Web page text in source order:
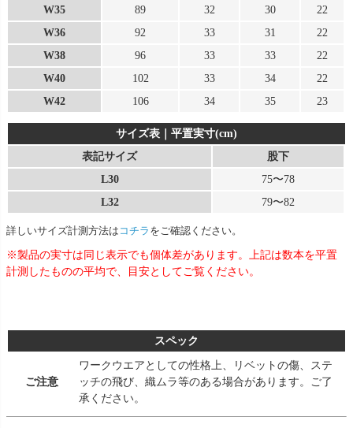
W35
89 32 30
22
W36
92 33 31
22
W38
96 33 33
22
W40
102 33 34
22
W42
106 34 35 23
サイズ表｜平置実寸(cm)
表記サイズ
股下
L30
75〜78
L32
79〜82
詳しいサイズ計測方法は コチラ をご確認ください。
※製品の実寸は同じ表示でも個体差があります。上記は数本を平置
計測したものの平均で、目安としてご覧ください。
スペック
ご注意
ワークウエアとしての性格上、リベットの傷、ステ
ッチの飛び、織ムラ等のある場合があります。ご了
承ください。